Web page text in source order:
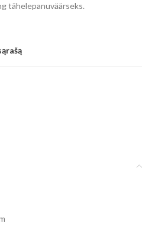
tähelepanuväärseks.